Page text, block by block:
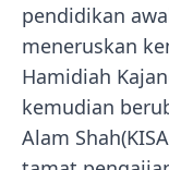
pendidikan
meneruskan
Hamidiah
kemudian
Alam